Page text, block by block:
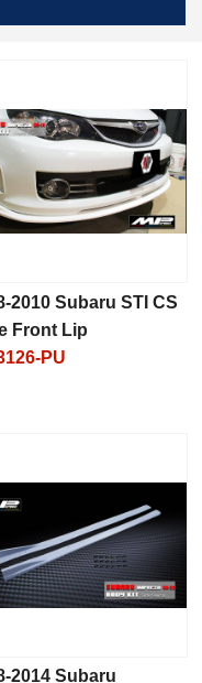
2010 Subaru STI CS
Front Lip
PU
2014 Subaru